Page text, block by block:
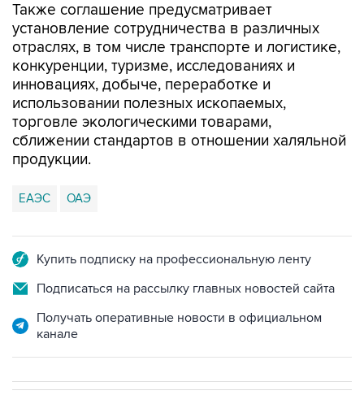
Также соглашение предусматривает
установление сотрудничества в различных
отраслях, в том числе транспорте и логистике,
конкуренции, туризме, исследованиях и
инновациях, добыче, переработке и
использовании полезных ископаемых,
торговле экологическими товарами,
сближении стандартов в отношении халяльной
продукции.
ЕАЭС ОАЭ
Купить подписку на профессиональную ленту
Подписаться на рассылку главных новостей сайта
Получать оперативные новости в официальном
канале